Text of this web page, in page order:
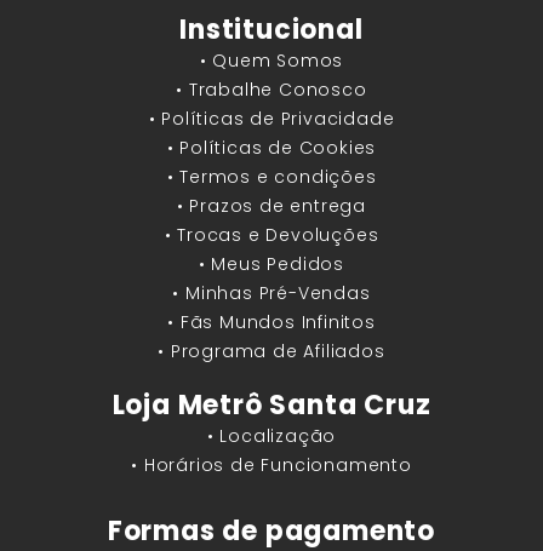
Institucional
• Quem Somos
• Trabalhe Conosco
• Políticas de Privacidade
• Políticas de Cookies
• Termos e condições
• Prazos de entrega
• Trocas e Devoluções
• Meus Pedidos
• Minhas Pré-Vendas
• Fãs Mundos Infinitos
• Programa de Afiliados
Loja Metrô Santa Cruz
• Localização
• Horários de Funcionamento
Formas de pagamento